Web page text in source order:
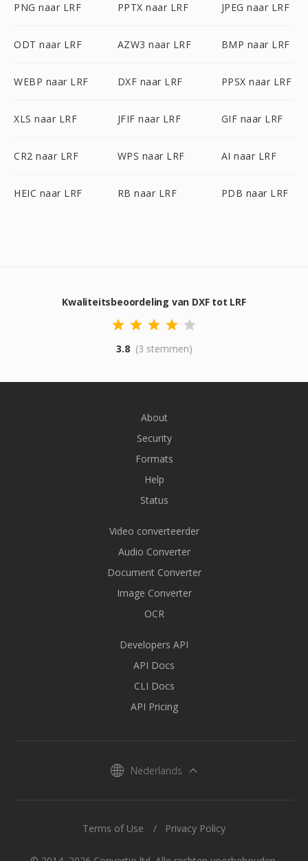
PNG naar LRF PPTX naar LRF JPEG naar LRF
ODT naar LRF AZW3 naar LRF BMP naar LRF
WEBP naar LRF DXF naar LRF PPSX naar LRF
XLS naar LRF JFIF naar LRF GIF naar LRF
CR2 naar LRF WPS naar LRF AI naar LRF
HEIC naar LRF RB naar LRF PDB naar LRF
Kwaliteitsbeoordeling van DXF tot LRF
3.8 (3 stemmen)
About
Security
Formats
Help
Status
Video converteerder
Audio Converter
Document Converter
Image Converter
OCR
Developers API
API Docs
CLI Docs
API Pricing
Nederlands
Terms of Use Privacy Policy